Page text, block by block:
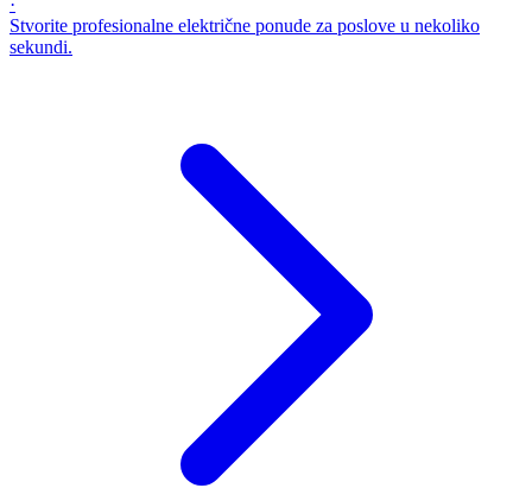
Stvorite profesionalne električne ponude za poslove u nekoliko
sekundi.